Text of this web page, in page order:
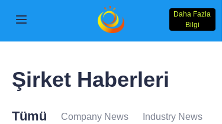
Daha Fazla
Bilgi
Şirket Haberleri
Tümü Company News Industry News
Ürünler
Haqqımızda